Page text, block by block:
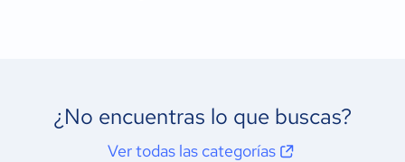
¿No encuentras lo que buscas?
Ver todas las categorías